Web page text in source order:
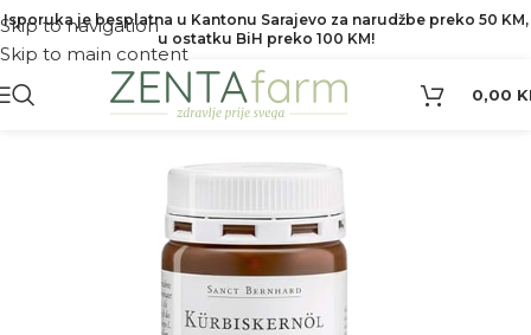
Skip to navigation
Skip to main content
Isporuka je besplatna u Kantonu Sarajevo za narudžbe preko 50 KM,
u ostatku BiH preko 100 KM!
0,00